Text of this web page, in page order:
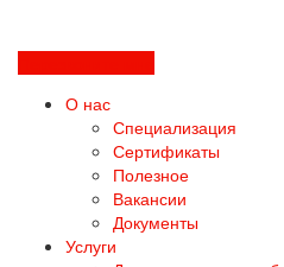
О нас
Специализация
Сертификаты
Полезное
Вакансии
Документы
Услуги